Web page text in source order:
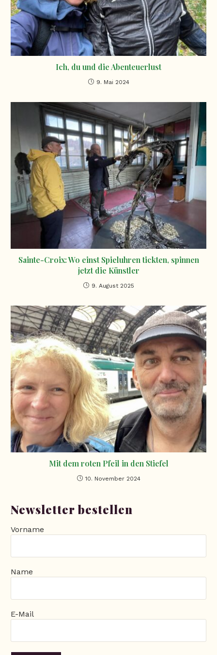
Ich, du und die Abenteuerlust
9. Mai 2024
Sainte-Croix: Wo einst Spieluhren tickten, spinnen
jetzt die Künstler
9. August 2025
Mit dem roten Pfeil in den Stiefel
10. November 2024
Newsletter bestellen
Vorname
Name
E-Mail